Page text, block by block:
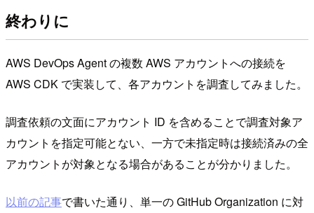
終わりに
AWS DevOps Agent の複数 AWS アカウントへの接続を
AWS CDK で実装して、各アカウントを調査してみました。
調査依頼の文面にアカウント ID を含めることで調査対象ア
カウントを指定可能とない、一方で未指定時は接続済みの全
アカウントが対象となる場合があることが分かりました。
以前の記事で書いた通り、単一の GitHub Organization に対